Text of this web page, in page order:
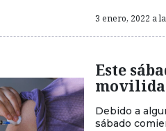
3 enero, 2022 a
Este
Debido a
sábado